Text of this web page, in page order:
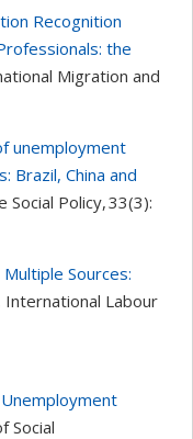
Recognition
the
Migration and
unemployment
Brazil, China and
Policy, 33(3):
Sources:
International Labour
Unemployment
Social